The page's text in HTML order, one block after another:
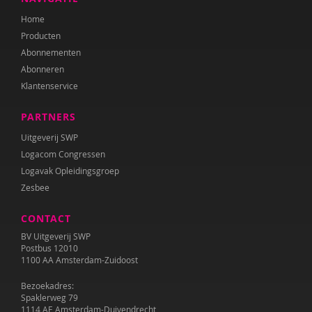
Laura Batstra
Rebecca Beck
Anke van Beckhoven
Joop Berding
Kim van den Berg
Maria Hetty van den Berg
Nicolette van den Berg
Remco van den Berg
Willeke van den Berg-Meijerhoven
Home
Producten
Abonnementen
Abonneren
Klantenservice
PARTNERS
Uitgeverij SWP
Logacom Congressen
Logavak Opleidingsgroep
Zesbee
CONTACT
BV Uitgeverij SWP
Postbus 12010
1100 AA Amsterdam-Zuidoost
Bezoekadres:
Spaklerweg 79
1114 AE Amsterdam-Duivendrecht